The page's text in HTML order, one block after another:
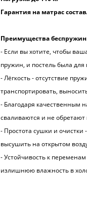
Гарантия на матрас
Преимущества
- Если вы хотите, чтобы
пружин, и постель была
- Лёгкость - отсутствие
транспортировать,
- Благодаря качественным
сваливаются и не
- Простота сушки и очистки
высушить на открытом
- Устойчивость к
излишнюю влажность в